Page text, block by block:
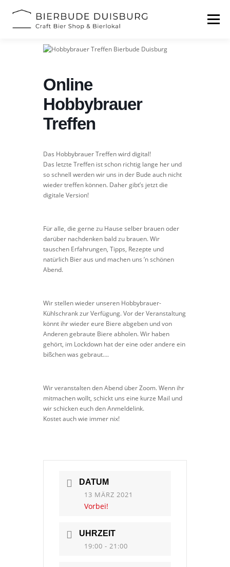
Inhalt
Menü
KONTAKT
Online
Hobbybrauer
Treffen
Das Hobbybrauer Treffen wird digital!
Das letzte Treffen ist schon richtig lange her und
so schnell werden wir uns in der Bude auch nicht
wieder treffen können. Daher gibt’s jetzt die
digitale Version!
Für alle, die gerne zu Hause selber brauen oder
darüber nachdenken bald zu brauen. Wir
tauschen Erfahrungen, Tipps, Rezepte und
natürlich Bier aus und machen uns ’n schönen
Abend.
Wir stellen wieder unseren Hobbybrauer-
Kühlschrank zur Verfügung. Vor der Veranstaltung
könnt ihr wieder eure Biere abgeben und von
Anderen gebraute Biere abholen. Wir haben
gehört, im Lockdown hat der eine oder andere ein
bißchen was gebraut….
Wir veranstalten den Abend über Zoom. Wenn ihr
mitmachen wollt, schickt uns eine kurze Mail und
wir schicken euch den Anmeldelink.
Kostet auch wie immer nix!
DATUM
13 MÄRZ 2021
Vorbei!
UHRZEIT
19:00 - 21:00